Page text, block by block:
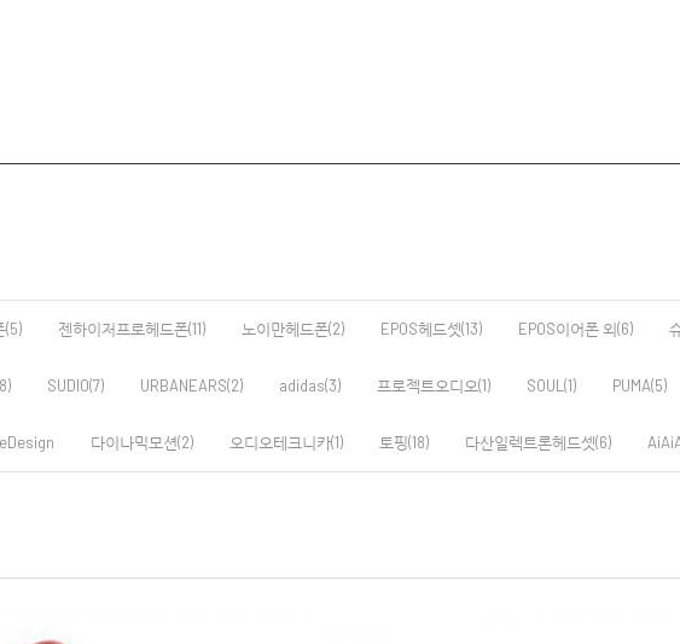
(5) 젠하이저프로헤드폰(11) 노이만헤드폰(2) EPOS헤드셋(13) EPOS이어폰 외(6)
SUDIO(7) URBANEARS(2) adidas(3) 프로젝트오디오(1) SOUL(1) PUMA(5)
다이나믹모션(2) 오디오테크니카(1) 토핑(18) 다산일렉트론헤드셋(6)